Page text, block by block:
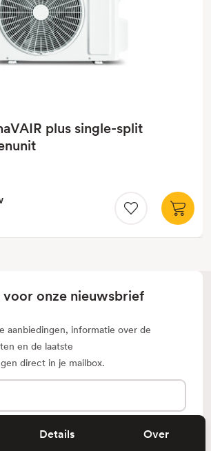
Details Over
plus single-split
voor onze nieuwsbrief
aanbiedingen, informatie over de
en de laatste
direct in je mailbox.